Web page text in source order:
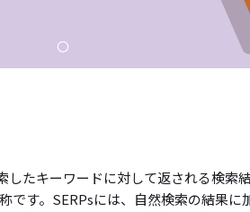
たキーワードに対して返される検索
です。SERPsには、自然検索の結果に